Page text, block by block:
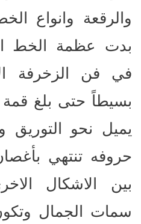
والرقعة وانواع
بدت عظمة الخط
في فن الزخرفة
بسيطاً حتى بلغ قمة
يميل نحو التوريق
حروفه تنتهي
بين الاشكال
سمات الجمال